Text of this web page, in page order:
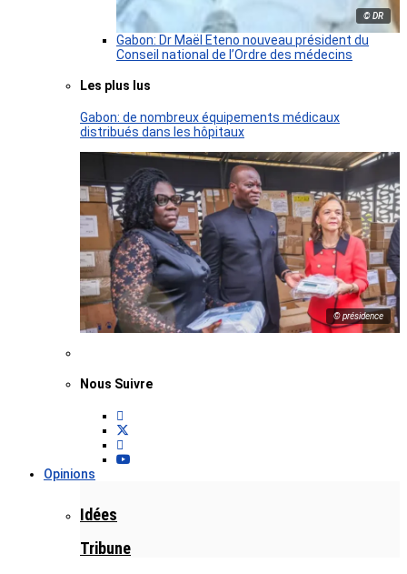
© DR
Gabon: Dr Maël Eteno nouveau président du
Conseil national de l’Ordre des médecins
Les plus lus
Gabon: de nombreux équipements médicaux
distribués dans les hôpitaux
© présidence
Nous Suivre
Opinions
Idées
Tribune